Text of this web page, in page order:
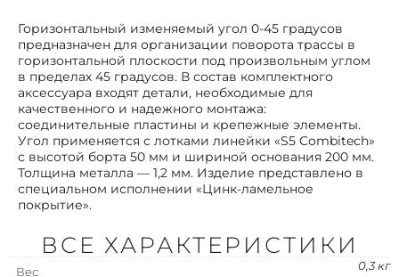
Горизонтальный изменяемый угол 0-45 градусов
предназначен для организации поворота трассы в
горизонтальной плоскости под произвольным углом
в пределах 45 градусов. В состав комплектного
аксессуара входят детали, необходимые для
качественного и надежного монтажа:
соединительные пластины и крепежные элементы.
Угол применяется с лотками линейки «S5 Combitech»
с высотой борта 50 мм и шириной основания 200 мм.
Толщина металла — 1,2 мм. Изделие представлено в
специальном исполнении «Цинк-ламельное
покрытие».
Модель/исполнение
С соединит. разъемом в
комплекте
Толщина материала
Цвет Серый
Защитное покрытие поверхности
Цинк-ламельное
Подходит для обеспеч.
целостности цепи
ВСЕ ХАРАКТЕРИСТИКИ
Вес 0,3 кг